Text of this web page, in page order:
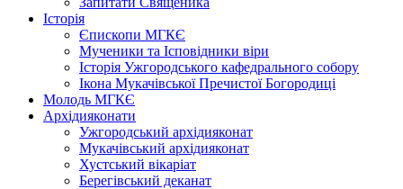
Історія
Єпископи МГКЄ
Мученики та Ісповідники віри
Історія Ужгородського кафедрального собору
Ікона Мукачівської Пречистої Богородиці
Молодь МГКЄ
Архідияконати
Ужгородський архідияконат
Мукачівський архідияконат
Хустський вікаріат
Берегівський деканат